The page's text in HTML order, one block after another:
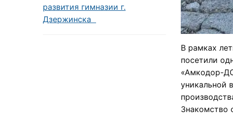
развития гимназии г.
Дзержинска
В рамках
посетили
«Амкодор-
уникальной
Знакомство